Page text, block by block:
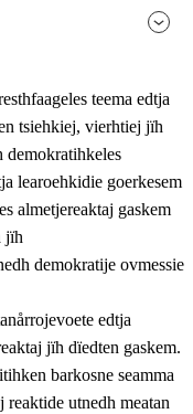
prinsihph
teema edtja
tsiehkiej, vierhtiej jïh
demokratihkeles
learoehkidie goerkesem
almetjereaktaj gaskem
jïh
demokratije ovmessie
edtja
jïh dïedten gaskem.
barkosne seamma
utnedh meatan